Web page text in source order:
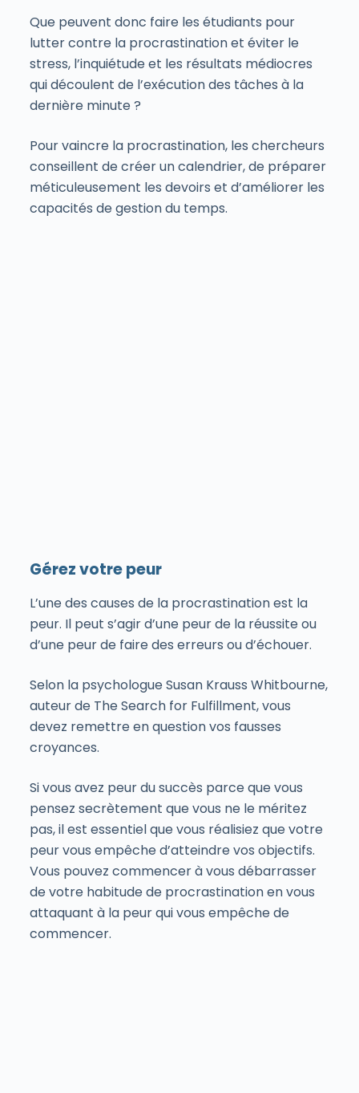
Que peuvent donc faire les étudiants pour
lutter contre la procrastination et éviter le
stress, l’inquiétude et les résultats médiocres
qui découlent de l’exécution des tâches à la
dernière minute ?
Pour vaincre la procrastination, les chercheurs
conseillent de créer un calendrier, de préparer
méticuleusement les devoirs et d’améliorer les
capacités de gestion du temps.
Gérez votre peur
L’une des causes de la procrastination est la
peur. Il peut s’agir d’une peur de la réussite ou
d’une peur de faire des erreurs ou d’échouer.
Selon la psychologue Susan Krauss Whitbourne,
auteur de The Search for Fulfillment, vous
devez remettre en question vos fausses
croyances.
Si vous avez peur du succès parce que vous
pensez secrètement que vous ne le méritez
pas, il est essentiel que vous réalisiez que votre
peur vous empêche d’atteindre vos objectifs.
Vous pouvez commencer à vous débarrasser
de votre habitude de procrastination en vous
attaquant à la peur qui vous empêche de
commencer.